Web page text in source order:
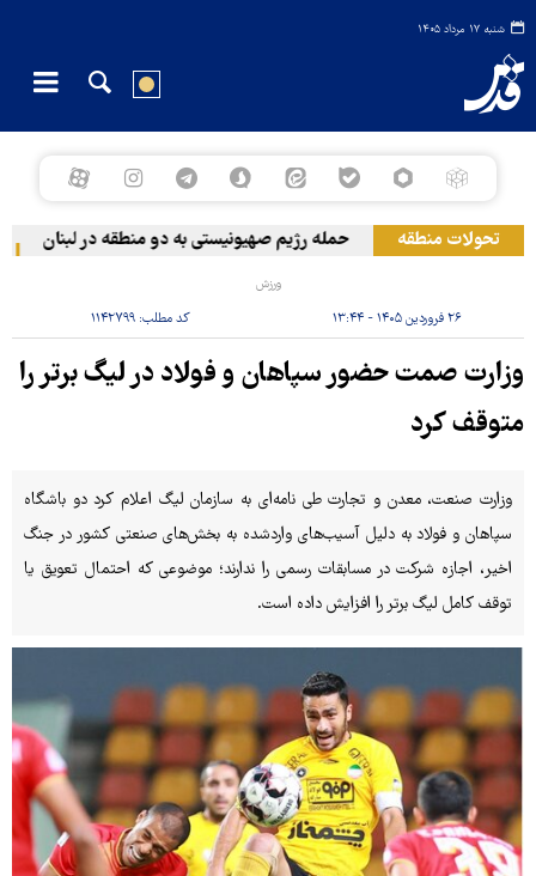
شنبه ۱۷ مرداد ۱۴۰۵
تحولات منطقه حمله رژیم صهیونیستی به دو منطقه در لبنان
ورزش
۲۶ فروردین ۱۴۰۵ - ۱۳:۴۴ کد مطلب:۱۱۴۲۷۹۹
وزارت صمت حضور سپاهان و فولاد در لیگ برتر را
متوقف کرد
وزارت صنعت، معدن و تجارت طی نامه‌ای به سازمان لیگ اعلام کرد دو باشگاه
سپاهان و فولاد به دلیل آسیب‌های واردشده به بخش‌های صنعتی کشور در جنگ
اخیر، اجازه شرکت در مسابقات رسمی را ندارند؛ موضوعی که احتمال تعویق یا
توقف کامل لیگ برتر را افزایش داده است.